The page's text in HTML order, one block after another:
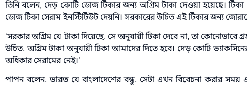
তিনি বলেন, দেড় কোটি ডোজ টিকার জন্য অগ্রিম টাকা দেওয়া হয়েছে।
ডোজ টিকা সেরাম ইনস্টিটিউট দেয়নি। সরকারের উচিত এই টিকার জন্য
‘সরকার অগ্রিম যে টাকা দিয়েছে, সে অনুযায়ী টিকা দেবে না, তা কোনোভাবে
উচিত, অগ্রিম টাকা অনুযায়ী টিকা আমাদের দিতে হবে। দেড় কোটি
অধিকার সেরামের নেই।’
পাপন বলেন, ভারত যে বাংলাদেশের বন্ধু, সেটা এখন বিবেচনা করার সময়